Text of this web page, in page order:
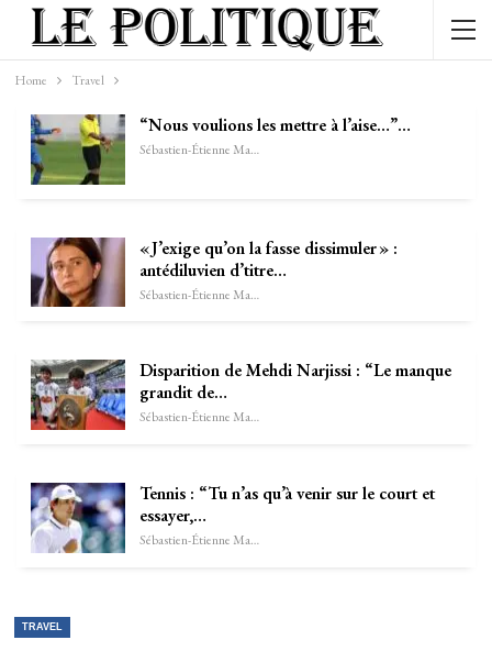
Home Travel
“Nous voulions les mettre à l’aise…”…
Sébastien-Étienne Marechal
« J’exige qu’on la fasse dissimuler » :
antédiluvien d’titre…
Sébastien-Étienne Marechal
Disparition de Mehdi Narjissi : “Le manque
grandit de…
Sébastien-Étienne Marechal
Tennis : “Tu n’as qu’à venir sur le court et
essayer,…
Sébastien-Étienne Marechal
TRAVEL